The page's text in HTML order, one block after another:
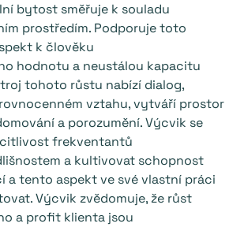
bytost směřuje k souladu
prostředím. Podporuje toto
k člověku
hodnotu a neustálou kapacitu
tohoto růstu nabízí dialog,
vztahu, vytváří prostor
a porozumění. Výcvik se
frekventantů
a kultivovat schopnost
a tento aspekt ve své vlastní práci
Výcvik zvědomuje, že růst
a profit klienta jsou